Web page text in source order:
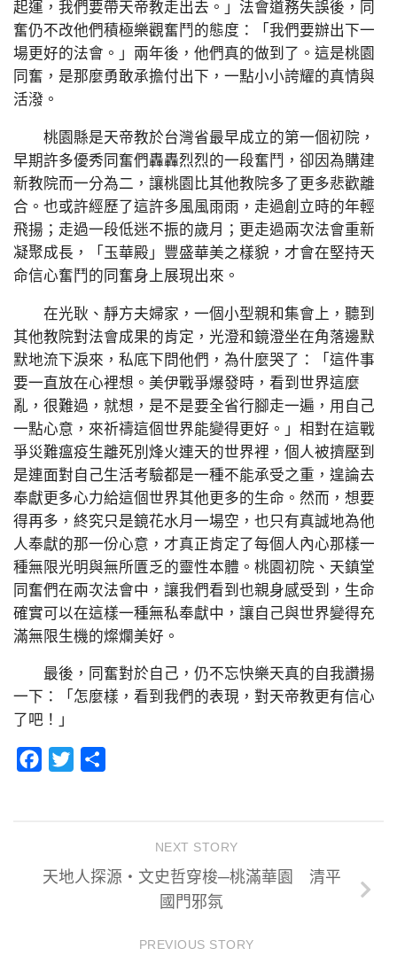
起運，我們要帶天帝教走出去。」法會道務失誤後，同
奮仍不改他們積極樂觀奮鬥的態度：「我們要辦出下一
場更好的法會。」兩年後，他們真的做到了。這是桃園
同奮，是那麼勇敢承擔付出下，一點小小誇耀的真情與
活潑。
桃園縣是天帝教於台灣省最早成立的第一個初院，
早期許多優秀同奮們轟轟烈烈的一段奮鬥，卻因為購建
新教院而一分為二，讓桃園比其他教院多了更多悲歡離
合。也或許經歷了這許多風風雨雨，走過創立時的年輕
飛揚；走過一段低迷不振的歲月；更走過兩次法會重新
凝聚成長，「玉華殿」豐盛華美之樣貌，才會在堅持天
命信心奮鬥的同奮身上展現出來。
在光耿、靜方夫婦家，一個小型親和集會上，聽到
其他教院對法會成果的肯定，光澄和鏡澄坐在角落邊默
默地流下淚來，私底下問他們，為什麼哭了：「這件事
要一直放在心裡想。美伊戰爭爆發時，看到世界這麼
亂，很難過，就想，是不是要全省行腳走一遍，用自己
一點心意，來祈禱這個世界能變得更好。」相對在這戰
爭災難瘟疫生離死別烽火連天的世界裡，個人被擠壓到
是連面對自己生活考驗都是一種不能承受之重，遑論去
奉獻更多心力給這個世界其他更多的生命。然而，想要
得再多，終究只是鏡花水月一場空，也只有真誠地為他
人奉獻的那一份心意，才真正肯定了每個人內心那樣一
種無限光明與無所匱乏的靈性本體。桃園初院、天鎮堂
同奮們在兩次法會中，讓我們看到也親身感受到，生命
確實可以在這樣一種無私奉獻中，讓自己與世界變得充
滿無限生機的燦爛美好。
最後，同奮對於自己，仍不忘快樂天真的自我讚揚
一下：「怎麼樣，看到我們的表現，對天帝教更有信心
了吧！」
Facebook
Twitter
NEXT STORY
天地人探源‧文史哲穿梭─桃滿華園 清平
國門邪氛
PREVIOUS STORY